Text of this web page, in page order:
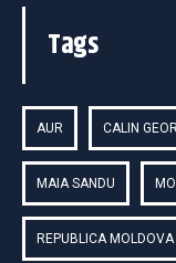
Tags
AUR CALIN
MAIA SANDU
REPUBLICA MOLDOVA